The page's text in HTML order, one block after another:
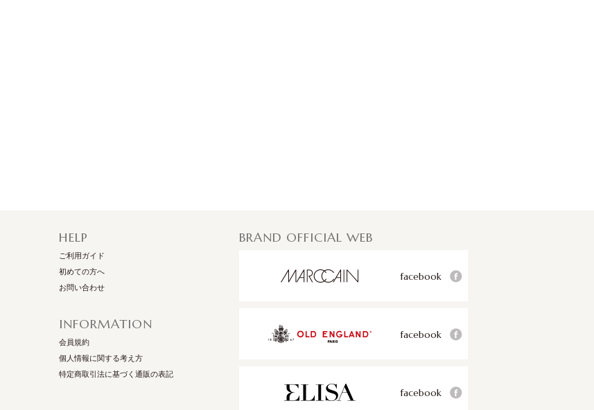
HELP
ご利用ガイド
初めての方へ
お問い合わせ
INFORMATION
会員規約
個人情報に関する考え方
特定商取引法に基づく通販の表記
BRAND OFFICIAL WEB
facebook
facebook
facebook